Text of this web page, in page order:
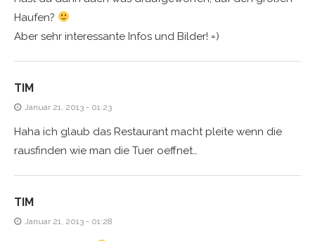
Haufen?
Aber sehr interessante Infos und Bilder! =)
TIM
Januar 21, 2013 - 01:23
Haha ich glaub das Restaurant macht pleite wenn die
rausfinden wie man die Tuer oeffnet…
TIM
Januar 21, 2013 - 01:28